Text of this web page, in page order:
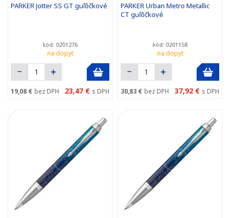
PARKER Jotter SS GT guľôčkové
kód: 0201276
na dopyt
19,08 € bez DPH 23,47 € s DPH
PARKER Urban Metro Metallic
CT guľôčkové
kód: 0201158
na dopyt
30,83 € bez DPH 37,92 € s DPH